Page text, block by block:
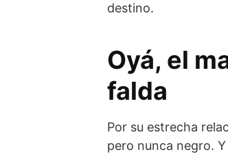
destino.
Oyá, el
falda
Por su estrecha
pero nunca negro.